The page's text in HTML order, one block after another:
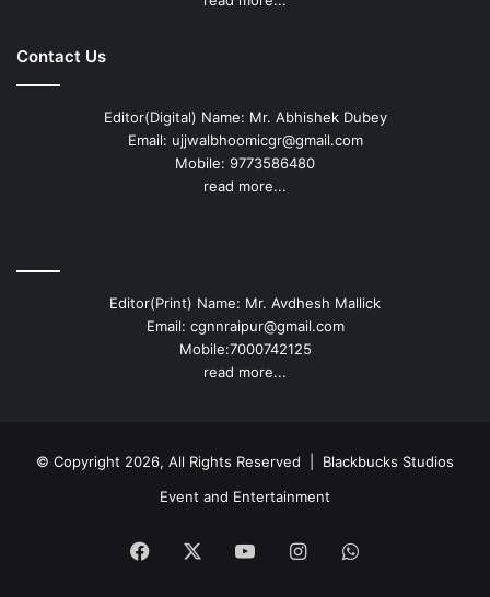
Contact Us
Editor(Digital) Name: Mr. Abhishek Dubey
Email: ujjwalbhoomicgr@gmail.com
Mobile: 9773586480
read more...
Editor(Print) Name: Mr. Avdhesh Mallick
Email: cgnnraipur@gmail.com
Mobile:7000742125
read more...
© Copyright 2026, All Rights Reserved | Blackbucks Studios
Event and Entertainment
Facebook YouTubeInstagramWhatsApp